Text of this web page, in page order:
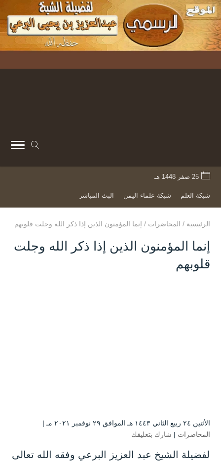
25 صفر 1448 هـ
شبكة العلم شبكة علماء اليمن البث المباشر
الرئيسية / المحاضرات / إنما المؤمنون الذين إذا ذكر الله وجلت قلوبهم
إنما المؤمنون الذين إذا ذكر الله وجلت
قلوبهم
الأثنين ۲٤ ربيع الثاني ۱٤٤۳ هـ الموافق ۲۹ نوفمبر ۲۰۲۱ مـ |
المحاضرات | شارك بتعليقك
لفضيلة الشيخ عبد العزيز البرعي وفقه الله تعالى